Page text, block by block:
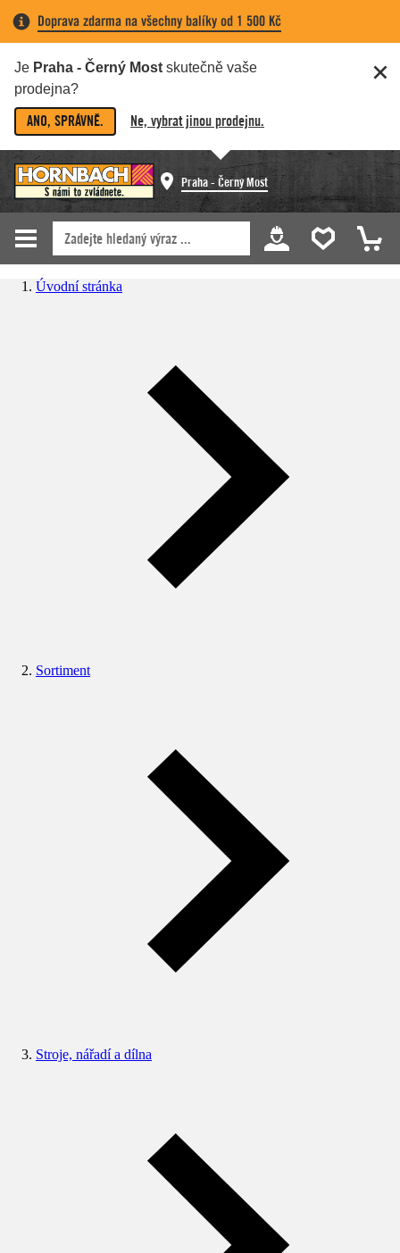
Doprava zdarma na všechny balíky od 1 500 Kč
Je Praha - Černý Most skutečně vaše
prodejna?
ANO, SPRÁVNĚ. Ne, vybrat jinou prodejnu.
Praha - Černý Most
Úvodní stránka
Sortiment
Stroje, nářadí a dílna